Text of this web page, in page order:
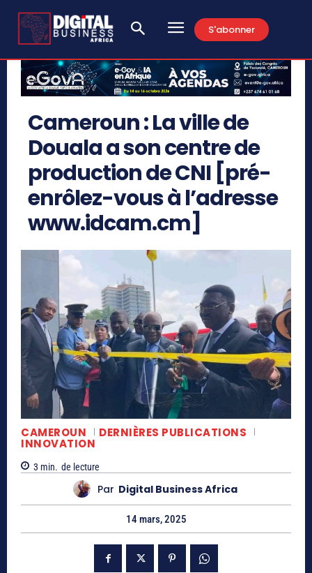
S'abonner
Cameroun : La ville de
Douala a son centre de
production de CNI [pré-
enrôlez-vous à l’adresse
www.idcam.cm]
CAMEROUN DERNIÈRES PUBLICATIONS
INNOVATION
3 min. de lecture
Par Digital Business Africa
14 mars, 2025